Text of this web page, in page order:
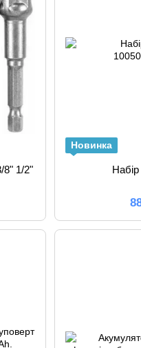
8" 1/2"
Новинка
Набір